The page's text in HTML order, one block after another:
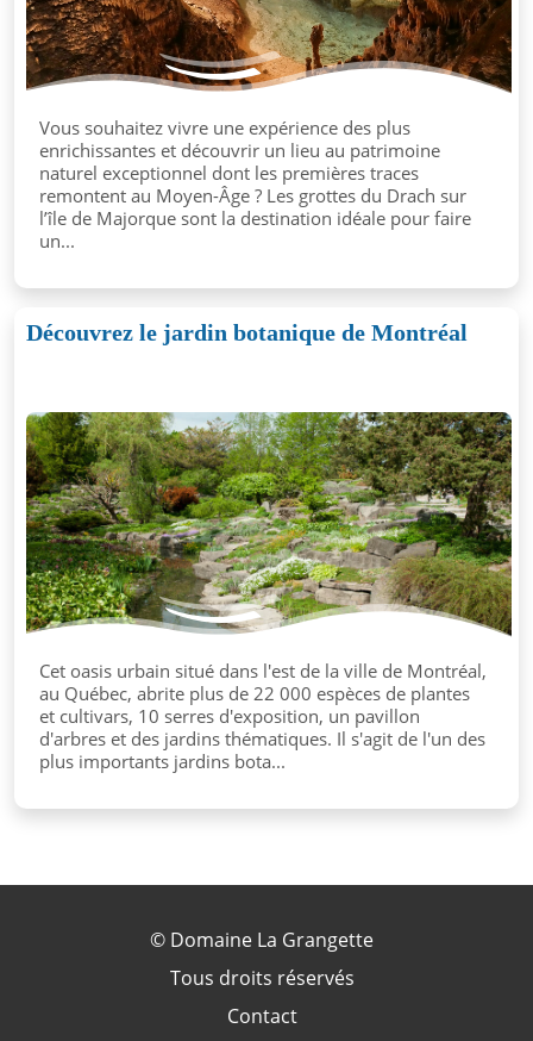
Vous souhaitez vivre une expérience des plus
enrichissantes et découvrir un lieu au patrimoine
naturel exceptionnel dont les premières traces
remontent au Moyen-Âge ? Les grottes du Drach sur
l’île de Majorque sont la destination idéale pour faire
un...
Découvrez le jardin botanique de Montréal
Cet oasis urbain situé dans l'est de la ville de Montréal,
au Québec, abrite plus de 22 000 espèces de plantes
et cultivars, 10 serres d'exposition, un pavillon
d'arbres et des jardins thématiques. Il s'agit de l'un des
plus importants jardins bota...
© Domaine La Grangette
Tous droits réservés
Contact